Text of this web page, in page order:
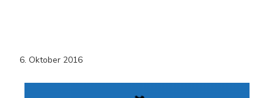
6. Oktober 2016